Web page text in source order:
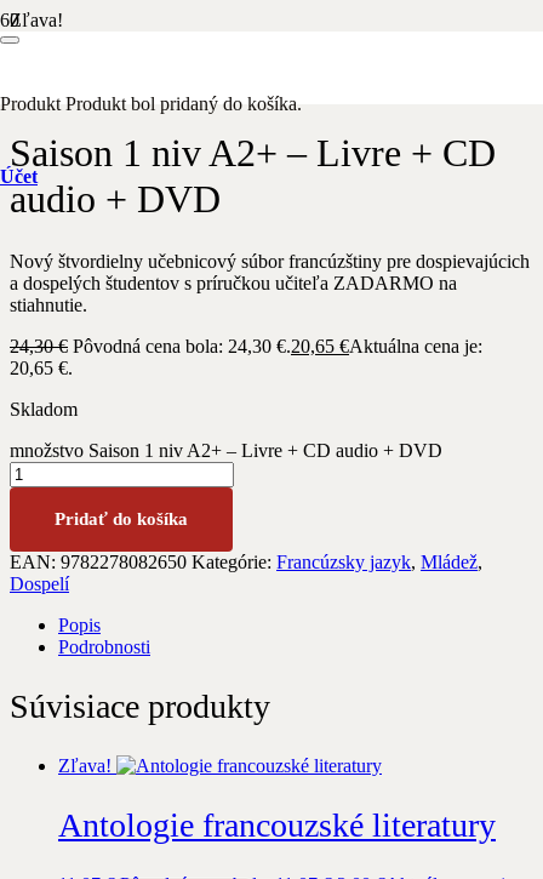
Produkt Produkt bol pridaný do košíka.
Účet
Zľava!
Saison 1 niv A2+ – Livre + CD
audio + DVD
Nový štvordielny učebnicový súbor francúzštiny pre dospievajúcich
a dospelých študentov s príručkou učiteľa ZADARMO na
stiahnutie.
24,30€ Pôvodná cena bola: 24,30 €.20,65 €Aktuálna cena je:
20,65 €.
Skladom
množstvo Saison 1 niv A2+ – Livre + CD audio + DVD
Pridať do košíka
EAN: 9782278082650 Kategórie: Francúzsky jazyk, Mládež,
Dospelí
Popis
Podrobnosti
Súvisiace produkty
Zľava!
Antologie francouzské literatury